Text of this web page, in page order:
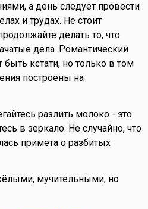
а день следует провести
и трудах. Не стоит
делать то, что
дела. Романтический
кстати, но только в том
построены на
разлить молоко - это
в зеркало. Не случайно, что
примета о разбитых
мучительными, но